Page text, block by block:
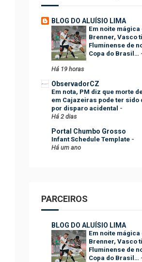
BLOG DO ALUÍSIO LIMA
Em noite mágica
Brenner, Vasco
Fluminense de
Copa do Brasil…
Há 19 horas
ObservadorCZ
Em nota, PM diz que morte
em Cajazeiras pode ter sido
por disparo acidental -
Há 2 dias
Portal Chumbo Grosso
Infant Schedule Template -
Há um ano
PARCEIROS
BLOG DO ALUÍSIO LIMA
Em noite mágica
Brenner, Vasco
Fluminense de
Copa do Brasil…